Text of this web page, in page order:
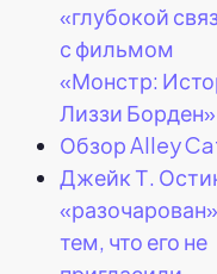
«глубокой
с фильмом
«Монстр:
Лиззи
Обзор Alley
Джейк Т.
«разочарован»
тем, что его не